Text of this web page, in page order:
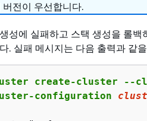
버전이 우선합니다.
성에 실패하고 스택 생성을 롤
. 실패 메시지는 다음 출력과 같
create-cluster --
configuration